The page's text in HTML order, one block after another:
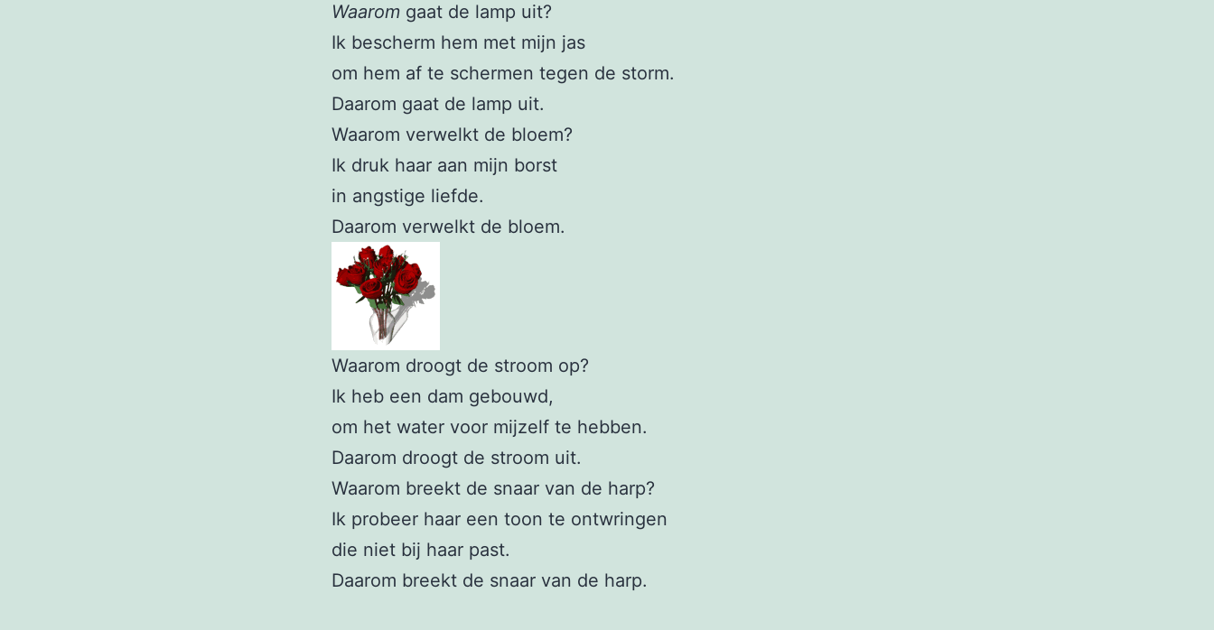
Waarom gaat de lamp uit?
Ik bescherm hem met mijn jas
om hem af te schermen tegen de storm.
Daarom gaat de lamp uit.
Waarom verwelkt de bloem?
Ik druk haar aan mijn borst
in angstige liefde.
Daarom verwelkt de bloem.
Waarom droogt de stroom op?
Ik heb een dam gebouwd,
om het water voor mijzelf te hebben.
Daarom droogt de stroom uit.
Waarom breekt de snaar van de harp?
Ik probeer haar een toon te ontwringen
die niet bij haar past.
Daarom breekt de snaar van de harp.